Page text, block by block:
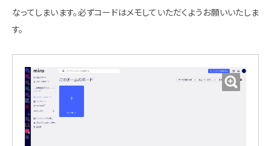
なってしまいます。必ずコードはメモしていただくようお願いいたしま
す。